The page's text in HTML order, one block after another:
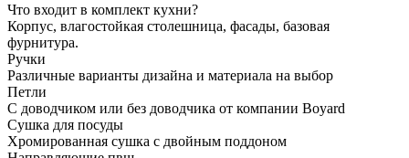
Что входит в комплект кухни?
Корпус, влагостойкая столешница, фасады, базовая
фурнитура.
Ручки
Различные варианты дизайна и материала на выбор
Петли
С доводчиком или без доводчика от компании Boyard
Сушка для посуды
Хромированная сушка с двойным поддоном